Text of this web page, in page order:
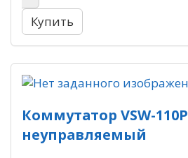
Коммутатор VSW-110P
неуправляемый